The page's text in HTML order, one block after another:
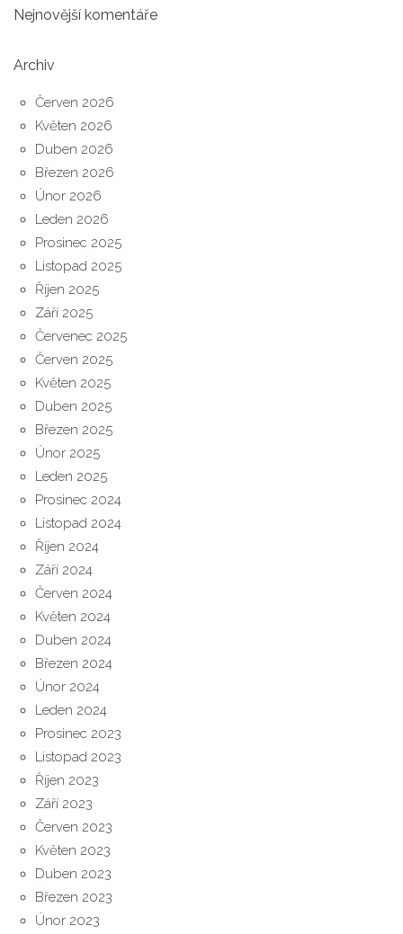
Nejnovější komentáře
Archiv
Červen 2026
Květen 2026
Duben 2026
Březen 2026
Únor 2026
Leden 2026
Prosinec 2025
Listopad 2025
Říjen 2025
Září 2025
Červenec 2025
Červen 2025
Květen 2025
Duben 2025
Březen 2025
Únor 2025
Leden 2025
Prosinec 2024
Listopad 2024
Říjen 2024
Září 2024
Červen 2024
Květen 2024
Duben 2024
Březen 2024
Únor 2024
Leden 2024
Prosinec 2023
Listopad 2023
Říjen 2023
Září 2023
Červen 2023
Květen 2023
Duben 2023
Březen 2023
Únor 2023